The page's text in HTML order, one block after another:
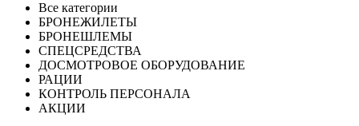
Все категории
БРОНЕЖИЛЕТЫ
БРОНЕШЛЕМЫ
СПЕЦСРЕДСТВА
ДОСМОТРОВОЕ ОБОРУДОВАНИЕ
РАЦИИ
КОНТРОЛЬ ПЕРСОНАЛА
АКЦИИ